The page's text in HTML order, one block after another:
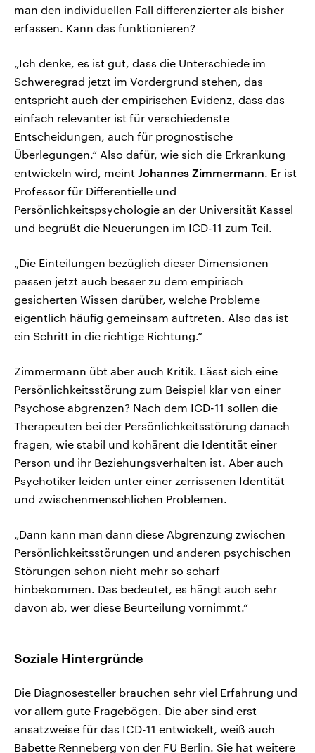
man den individuellen Fall differenzierter als bisher
erfassen. Kann das funktionieren?
„Ich denke, es ist gut, dass die Unterschiede im
Schweregrad jetzt im Vordergrund stehen, das
entspricht auch der empirischen Evidenz, dass das
einfach relevanter ist für verschiedenste
Entscheidungen, auch für prognostische
Überlegungen.“ Also dafür, wie sich die Erkrankung
entwickeln wird, meint Johannes Zimmermann. Er ist
Professor für Differentielle und
Persönlichkeitspsychologie an der Universität Kassel
und begrüßt die Neuerungen im ICD-11 zum Teil.
„Die Einteilungen bezüglich dieser Dimensionen
passen jetzt auch besser zu dem empirisch
gesicherten Wissen darüber, welche Probleme
eigentlich häufig gemeinsam auftreten. Also das ist
ein Schritt in die richtige Richtung.“
Zimmermann übt aber auch Kritik. Lässt sich eine
Persönlichkeitsstörung zum Beispiel klar von einer
Psychose abgrenzen? Nach dem ICD-11 sollen die
Therapeuten bei der Persönlichkeitsstörung danach
fragen, wie stabil und kohärent die Identität einer
Person und ihr Beziehungsverhalten ist. Aber auch
Psychotiker leiden unter einer zerrissenen Identität
und zwischenmenschlichen Problemen.
„Dann kann man dann diese Abgrenzung zwischen
Persönlichkeitsstörungen und anderen psychischen
Störungen schon nicht mehr so scharf
hinbekommen. Das bedeutet, es hängt auch sehr
davon ab, wer diese Beurteilung vornimmt.“
Soziale Hintergründe
Die Diagnosesteller brauchen sehr viel Erfahrung und
vor allem gute Fragebögen. Die aber sind erst
ansatzweise für das ICD-11 entwickelt, weiß auch
Babette Renneberg von der FU Berlin. Sie hat weitere